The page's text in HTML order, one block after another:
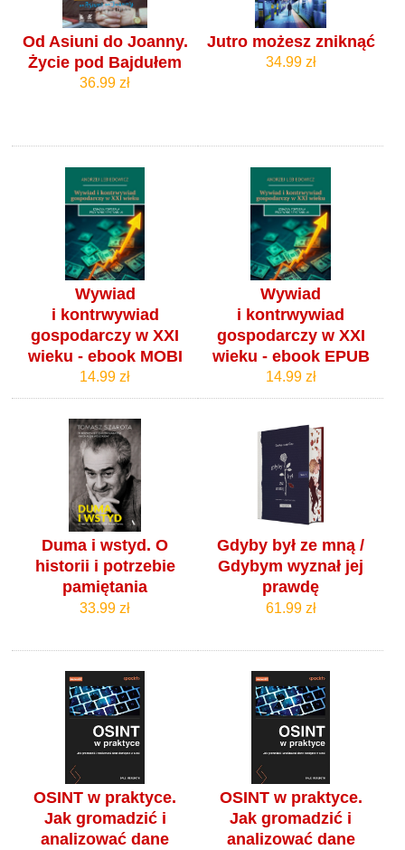
Od Asiuni do Joanny.
Życie pod Bajdułem
36.99 zł
Jutro możesz zniknąć
34.99 zł
Wywiad
i kontrwywiad
gospodarczy w XXI
wieku - ebook MOBI
14.99 zł
Wywiad
i kontrwywiad
gospodarczy w XXI
wieku - ebook EPUB
14.99 zł
Duma i wstyd. O
historii i potrzebie
pamiętania
33.99 zł
Gdyby był ze mną /
Gdybym wyznał jej
prawdę
61.99 zł
OSINT w praktyce.
Jak gromadzić i
analizować dane
OSINT w praktyce.
Jak gromadzić i
analizować dane